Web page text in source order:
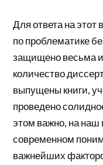
Для ответа на этот
по проблематике
защищено весьма
количество
выпущены книги,
проведено
этом важно, на наш
современном
важнейших